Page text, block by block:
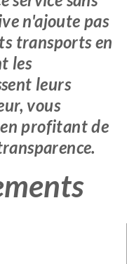
n'ajoute pas
transports en
les
leurs
vous
profitant de